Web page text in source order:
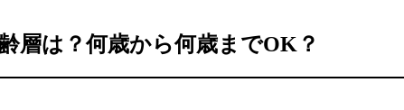
層は？何歳から何歳までOK？